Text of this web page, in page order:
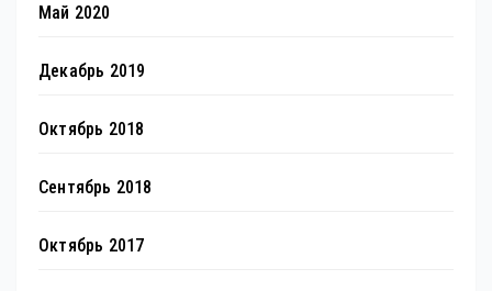
Май 2020
Декабрь 2019
Октябрь 2018
Сентябрь 2018
Октябрь 2017